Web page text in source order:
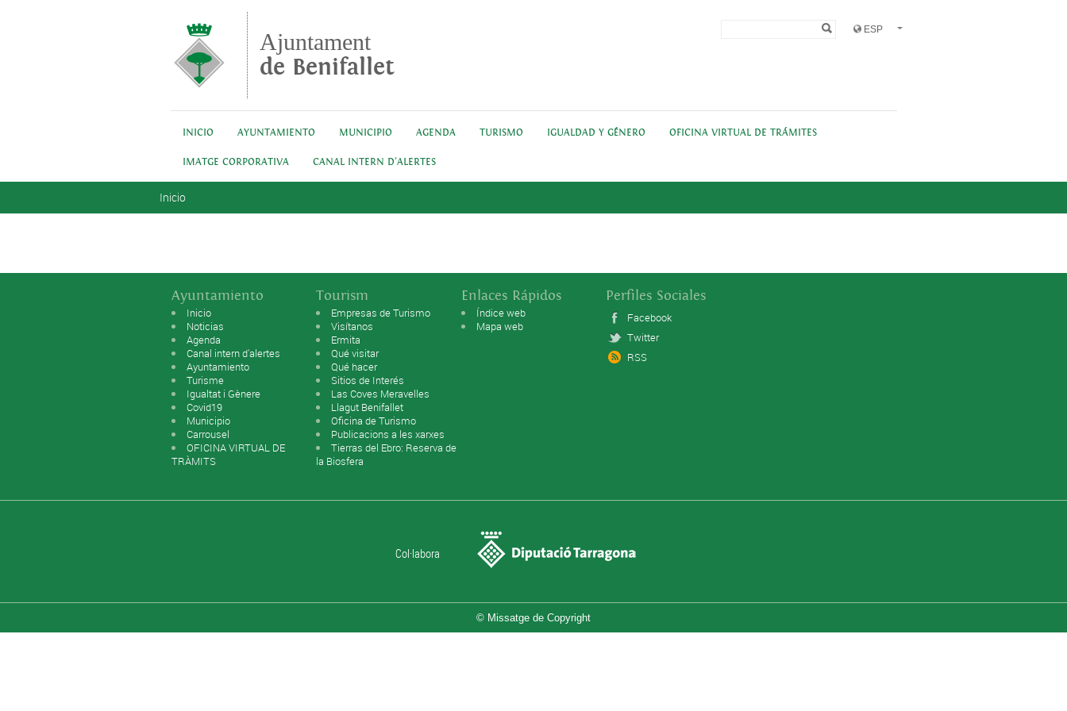
Ajuntament
de Benifallet
Formulario de
INICIO AYUNTAMIENTO MUNICIPIO AGENDA TURISMO IGUALDAD Y GÉNERO OFICINA VIRTUAL DE TRÁMITES
IMATGE CORPORATIVA CANAL INTERN D'ALERTES
Se encuentra usted aquí
Inicio
Ayuntamiento
Inicio
Noticias
Agenda
Canal intern d'alertes
Ayuntamiento
Turisme
Igualtat i Gènere
Covid19
Municipio
Carrousel
OFICINA VIRTUAL DE
TRÀMITS
Tourism
Empresas de Turismo
Visítanos
Ermita
Qué visitar
Qué hacer
Sitios de Interés
Las Coves Meravelles
Llagut Benifallet
Oficina de Turismo
Publicacions a les xarxes
Tierras del Ebro: Reserva de
la Biosfera
Enlaces Rápidos
Índice web
Mapa web
Perfiles Sociales
Facebook
Twitter
RSS
Col·labora
© Missatge de Copyright